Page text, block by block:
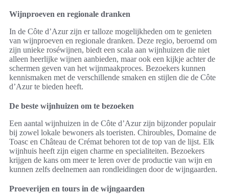
Wijnproeven en regionale dranken
In de Côte d’Azur zijn er talloze mogelijkheden om te genieten
van wijnproeven en regionale dranken. Deze regio, beroemd om
zijn unieke roséwijnen, biedt een scala aan wijnhuizen die niet
alleen heerlijke wijnen aanbieden, maar ook een kijkje achter de
schermen geven van het wijnmaakproces. Bezoekers kunnen
kennismaken met de verschillende smaken en stijlen die de Côte
d’Azur te bieden heeft.
De beste wijnhuizen om te bezoeken
Een aantal wijnhuizen in de Côte d’Azur zijn bijzonder populair
bij zowel lokale bewoners als toeristen. Chiroubles, Domaine de
Toasc en Château de Crémat behoren tot de top van de lijst. Elk
wijnhuis heeft zijn eigen charme en specialiteiten. Bezoekers
krijgen de kans om meer te leren over de productie van wijn en
kunnen zelfs deelnemen aan rondleidingen door de wijngaarden.
Proeverijen en tours in de wijngaarden